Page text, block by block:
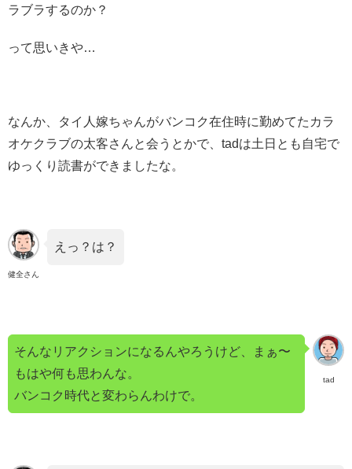
ラブラするのか？
って思いきや…
なんか、タイ人嫁ちゃんがバンコク在住時に勤めてたカラ
オケクラブの太客さんと会うとかで、tadは土日とも自宅で
ゆっくり読書ができましたな。
健全さん
えっ？は？
tad
そんなリアクションになるんやろうけど、まぁ〜
もはや何も思わんな。
バンコク時代と変わらんわけで。